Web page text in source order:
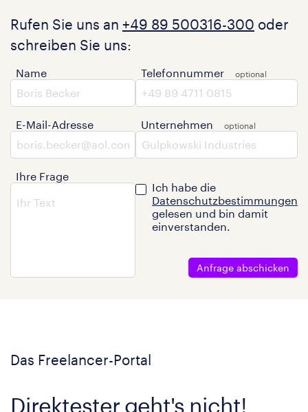
Rufen Sie uns an +49 89 500316-300 oder
schreiben Sie uns:
Name
E-Mail-Adresse
Ihre Frage
Telefonnummer
Unternehmen
Ich habe die
Datenschutzbestimmungen
gelesen und bin damit
einverstanden.
Anfrage abschicken
Das Freelancer-Portal
Direktester geht's nicht!